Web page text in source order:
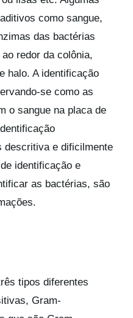
como sangue,
das bactérias
redor da colônia,
halo. A identificação
se como as
o sangue na placa de
descritiva e dificilmente
identificação e
as bactérias, são
tipos diferentes
Gram-